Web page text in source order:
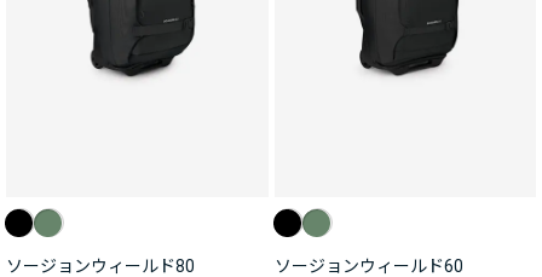
ソージョンウィールド80 ソージョンウィールド60